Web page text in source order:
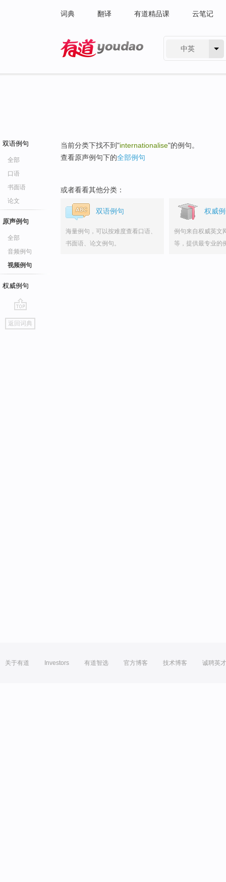
词典 翻译 有道精品课 云笔记
中英
双语例句
全部
口语
书面语
论文
原声例句
全部
音频例句
视频例句
权威例句
go
top
返回词典
当前分类下找不到"internationalise"的例句。
查看原声例句下的全部例句
或者看看其他分类：
双语例句
海量例句，可以按难度查看口语、
书面语、论文例句。
权威
例句来自权威英文
等，提供最专业的
关于有道 Investors 有道智选 官方博客 技术博客 诚聘英才